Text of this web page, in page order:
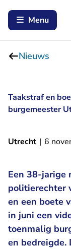
Menu
Nieuws
Taakstraf en
burgemeester
Utrecht | 6
Een 38-jarige
politierechter
en een boete
in juni een
toenmalig
en bedreigde.